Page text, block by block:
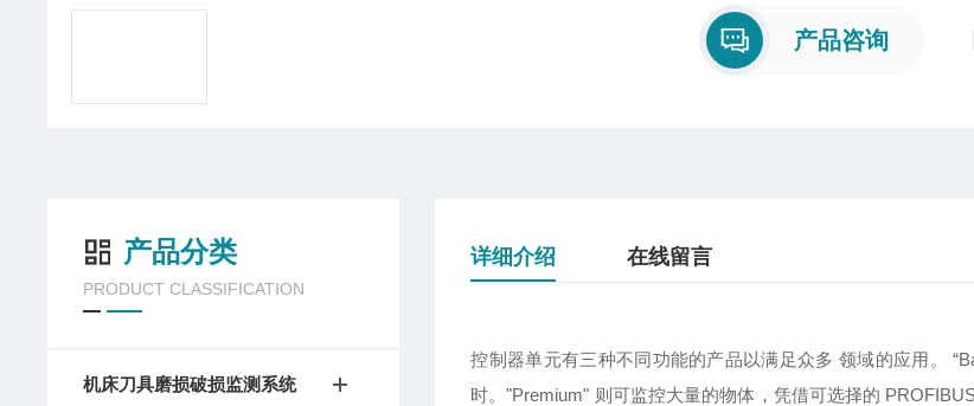
产品咨询
详细介绍 在线留言
控制器单元有三种不同功能的产品以满足众多 领域的应用。
时。"Premium" 则可监控大量的物体，凭借可选择的
产品分类
PRODUCT CLASSIFICATION
机床刀具磨损破损监测系统